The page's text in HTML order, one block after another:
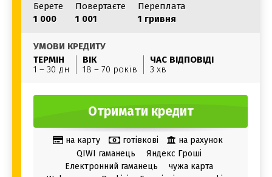
Берете
1 000
Повертаєте
1 001
Переплата
1 гривня
УМОВИ КРЕДИТУ
ТЕРМІН
1 – 30 дн
ВІК
18 – 70 років
ЧАС ВІДПОВІДІ
3 хв
Отримати кредит
на карту готівкові
на рахунок
QIWI гаманець
Яндекс Гроші
Електронний гаманець
чужа карта